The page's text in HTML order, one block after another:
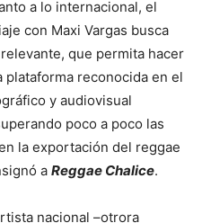
a lo internacional, el
con Maxi Vargas busca
que permita hacer
plataforma reconocida en el
y audiovisual
poco a poco las
la exportación del reggae
a Reggae Chalice.
nacional –otrora